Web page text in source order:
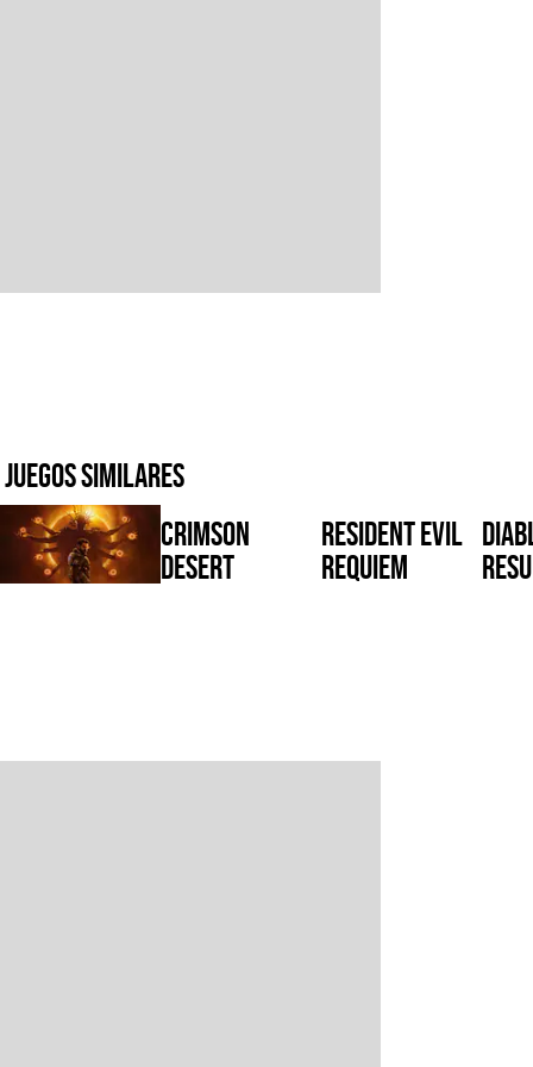
Juegos similares
Crimson
Desert
Resident Evil
Requiem